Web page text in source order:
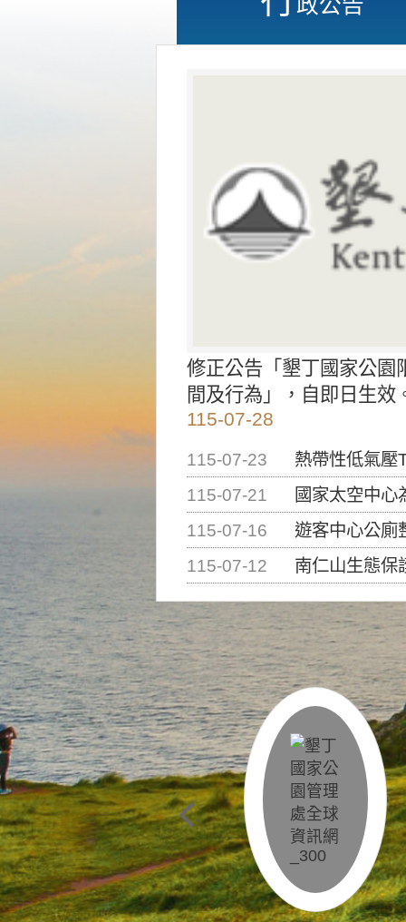
修正公告「墾丁國家公園
間及行為」，自即日生效
115-07-28
115-07-23
熱帶性低氣壓
115-07-21
國家太空中心為辦理
115-07-16
遊客中心公廁
115-07-12
南仁山生態保護區步道已完成